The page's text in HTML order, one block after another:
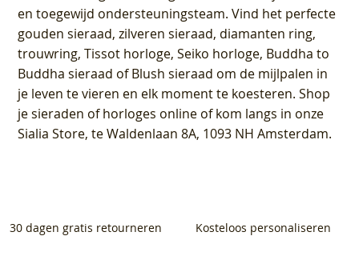
en toegewijd ondersteuningsteam. Vind het perfecte
gouden sieraad, zilveren sieraad, diamanten ring,
trouwring, Tissot horloge, Seiko horloge, Buddha to
Buddha sieraad of Blush sieraad om de mijlpalen in
je leven te vieren en elk moment te koesteren. Shop
je sieraden of horloges online of kom langs in onze
Sialia Store, te Waldenlaan 8A, 1093 NH Amsterdam.
30 dagen gratis retourneren Kosteloos personaliseren